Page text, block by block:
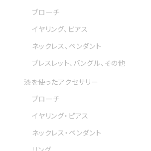
ブローチ
イヤリング、ピアス
ネックレス、ペンダント
ブレスレット、バングル、その他
漆を使ったアクセサリー
ブローチ
イヤリング・ピアス
ネックレス・ペンダント